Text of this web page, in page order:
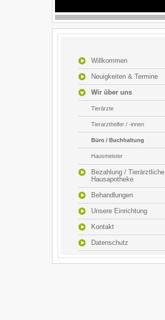
Willkommen
Neuigkeiten & Termine
Wir über uns
Tierärzte
Tierarzthelfer / -innen
Büro / Buchhaltung
Hausmeister
Bezahlung / Tierärztliche
Hausapotheke
Behandlungen
Unsere Einrichtung
Kontakt
Datenschutz